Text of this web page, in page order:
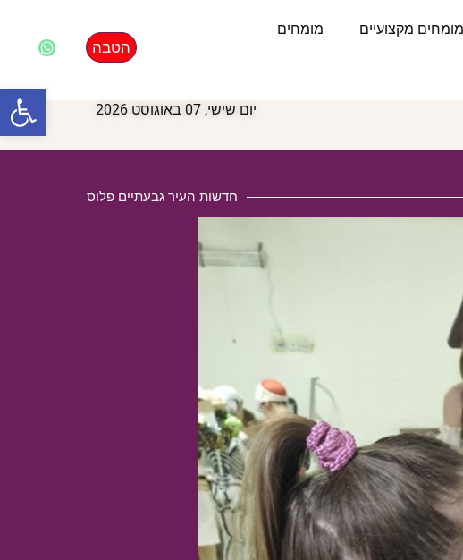
מומחים מקצועיים מומחים
הטבה
יום שישי, 07 באוגוסט 2026
חדשות העיר גבעתיים פלוס
פתח